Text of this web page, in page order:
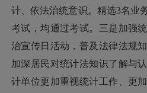
计、依法治统意识。精选3名业
考试，均通过考试。三是加强
治宣传日活动，普及法律法规
加深居民对统计法知识了解与
计单位更加重视统计工作、更